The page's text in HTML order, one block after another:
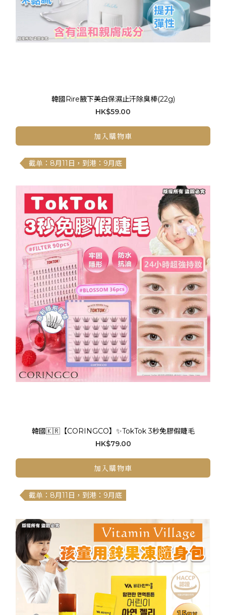
韓國Rire腋下美白保濕止汗除臭棒(22g)
HK$59.00
加入購物車
截单：8月11日，到港：9月底
韓國🇰🇷【CORINGCO】✨TokTok 3秒免膠假睫毛
HK$79.00
加入購物車
截单：8月11日，到港：9月底